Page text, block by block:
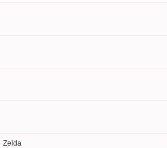
Zelda